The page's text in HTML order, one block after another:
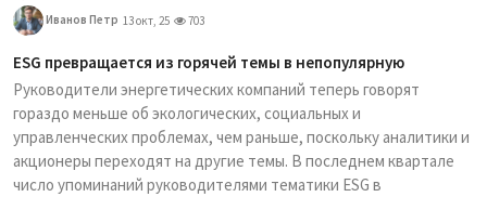
Иванов Петр 13 окт, 25 703
ESG превращается из горячей темы в непопулярную
Руководители энергетических компаний теперь говорят
гораздо меньше об экологических, социальных и
управленческих проблемах, чем раньше, поскольку аналитики и
акционеры переходят на другие темы. В последнем квартале
число упоминаний руководителями тематики ESG в